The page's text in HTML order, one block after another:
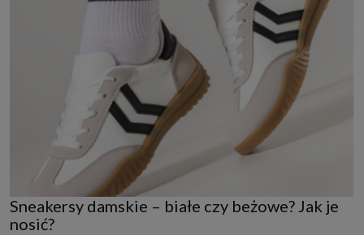
Sneakersy damskie – białe czy beżowe? Jak je
nosić?